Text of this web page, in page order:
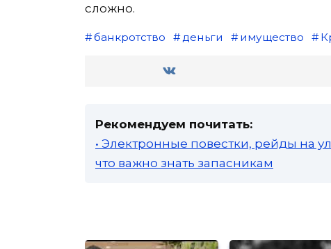
сложно.
банкротство деньги имущество
Рекомендуем почитать:
• Электронные повестки, рейды на
что важно знать запасникам